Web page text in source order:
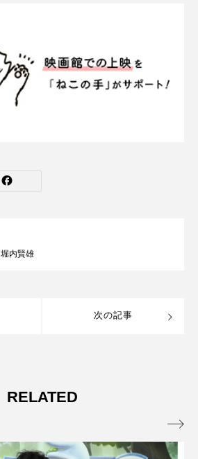
堀内賢雄
次の記事
RELATED
